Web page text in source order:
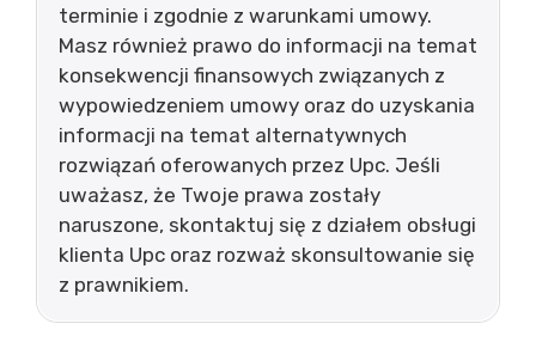
terminie i zgodnie z warunkami umowy.
Masz również prawo do informacji na temat
konsekwencji finansowych związanych z
wypowiedzeniem umowy oraz do uzyskania
informacji na temat alternatywnych
rozwiązań oferowanych przez Upc. Jeśli
uważasz, że Twoje prawa zostały
naruszone, skontaktuj się z działem obsługi
klienta Upc oraz rozważ skonsultowanie się
z prawnikiem.